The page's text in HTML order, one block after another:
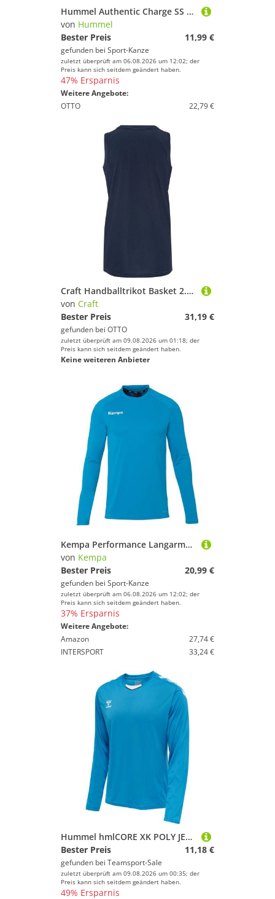
Hummel Authentic Charge SS Poly T-Shirt Kurzarm OMBRE...
von Hummel
Bester Preis
11,99 €
gefunden bei Sport-Kanze
zuletzt überprüft am 06.08.2026 um 12:02; der
Preis kann sich seitdem geändert haben.
47% Ersparnis
Weitere Angebote:
OTTO
22,79 €
Craft Handballtrikot Basket 2.0 Reversible Singlet JR
von Craft
Bester Preis
31,19 €
gefunden bei OTTO
zuletzt überprüft am 09.08.2026 um 01:18; der
Preis kann sich seitdem geändert haben.
Keine weiteren Anbieter
Kempa Performance Langarmshirt 200515350 kempablau - Gr. 152
von Kempa
Bester Preis
20,99 €
gefunden bei Sport-Kanze
zuletzt überprüft am 06.08.2026 um 12:02; der
Preis kann sich seitdem geändert haben.
37% Ersparnis
Weitere Angebote:
Amazon
27,74 €
INTERSPORT
33,24 €
Hummel hmlCORE XK POLY JERSEY L/S - BLUE DANUBE - XL
Bester Preis
11,18 €
gefunden bei Teamsport-Sale
zuletzt überprüft am 09.08.2026 um 00:35; der
Preis kann sich seitdem geändert haben.
49% Ersparnis